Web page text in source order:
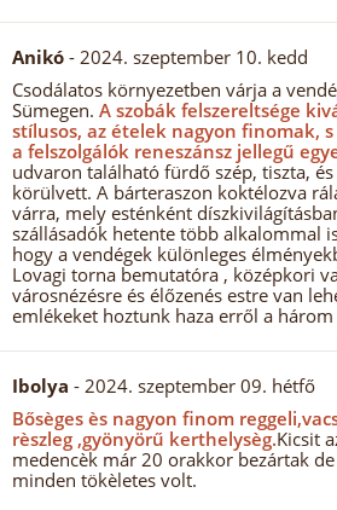
Anikó - 2024. szeptember 10. kedd
Csodálatos környezetben várja a
Sümegen. A szobák felszereltsége
stílusos, az ételek nagyon finomak,
a felszolgálók reneszánsz jellegű
udvaron található fürdő szép, tiszta,
körülvett. A bárteraszon koktélozva
várra, mely esténként
szállásadók hetente több alkalommal
hogy a vendégek különleges
Lovagi torna bemutatóra , középkori
városnézésre és élőzenés estre van
emlékeket hoztunk haza erről a
Ibolya - 2024. szeptember 09. hétfő
Bősèges ès nagyon finom
rèszleg ,gyönyörű kerthelysèg.Kicsit
medencèk már 20 orakkor bezártak
minden tökèletes volt.